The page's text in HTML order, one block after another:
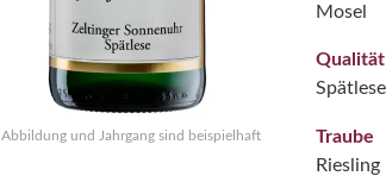
Abbildung und Jahrgang sind beispielhaft
Mosel
Qualität
Spätlese
Traube
Riesling